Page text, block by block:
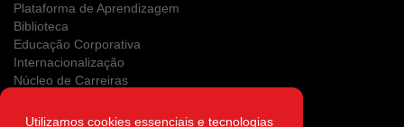
Utilizamos cookies essenciais e tecnologias
Plataforma de Aprendizagem
Biblioteca
Educação Corporativa
Internacionalização
Núcleo de Carreiras
NUPS